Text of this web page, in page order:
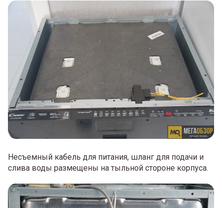
Несъемный кабель для питания, шланг для подачи и
слива воды размещены на тыльной стороне корпуса.